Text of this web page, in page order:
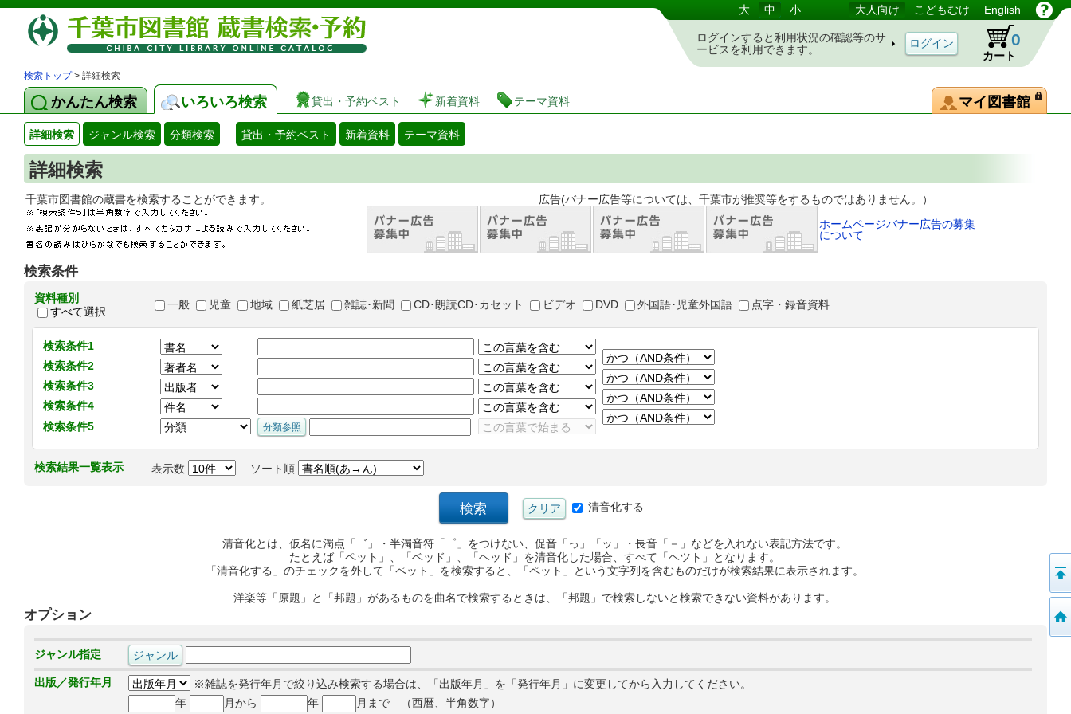
図書館 蔵書検索・予約システム 大 中 小 大人向け こどもむけ English
ログインすると利用状況の確認等のサ
ービスを利用できます。
カート
0
検索トップ> 詳細検索
かんたん検索 いろいろ検索 貸出・予約ベスト 新着資料 テーマ資料 マイ図書館
詳細検索 ジャンル検索 分類検索 貸出・予約ベスト 新着資料 テーマ資料
詳細検索
千葉市図書館の蔵書を検索することができます。 広告(バナー広告等については、千葉市が推奨等をするものではありません。）
ホームページバナー広告の募集
について
検索条件
資料種別
すべて選択
一般 児童 地域 紙芝居 雑誌･新聞 CD･朗読CD･カセット ビデオ DVD 外国語･児童外国語 点字・録音資料
検索条件1
検索条件2
検索条件3
検索条件4
検索条件5
検索結果一覧表示 表示数 ソート順
清音化する
清音化とは、仮名に濁点「゛」・半濁音符「゜」をつけない、促音「っ」「ッ」・長音「－」などを入れない表記方法です。
たとえば「ペット」、「ベッド」、「ヘッド」を清音化した場合、すべて「ヘツト」となります。
「清音化する」のチェックを外して「ペット」を検索すると、「ペット」という文字列を含むものだけが検索結果に表示されます。
洋楽等「原題」と「邦題」があるものを曲名で検索するときは、「邦題」で検索しないと検索できない資料があります。
オプション
ジャンル指定
出版／発行年月
※雑誌を発行年月で絞り込み検索する場合は、「出版年月」を「発行年月」に変更してから入力してください。
年
月から 年 月まで （西暦、半角数字）